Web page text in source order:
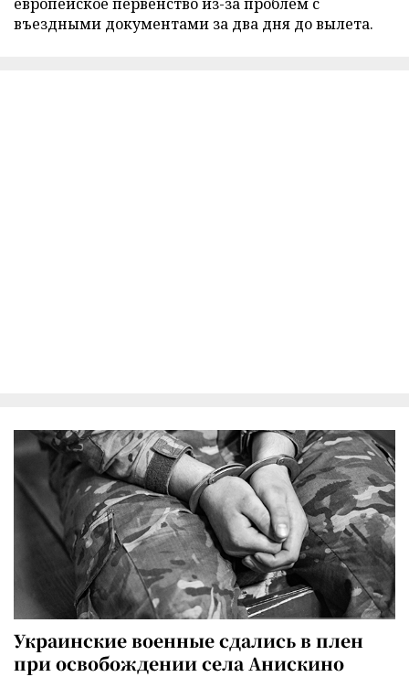
въездными документами за два дня до вылета.
Украинские военные сдались в плен
при освобождении села Анискино